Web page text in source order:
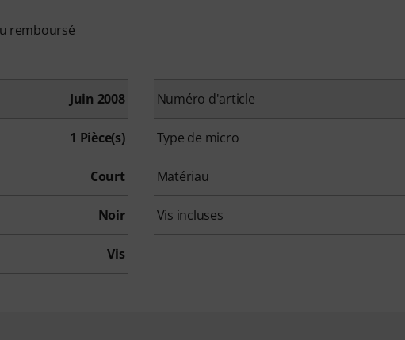
remboursé
Juin 2008 Numéro d'article
1 Pièce(s) Type de micro
Court Matériau
Noir Vis incluses
Vis